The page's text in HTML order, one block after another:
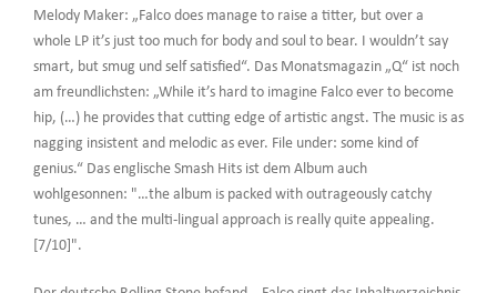
Melody Maker: „Falco does manage to raise a titter, but over a
whole LP it’s just too much for body and soul to bear. I wouldn’t say
smart, but smug und self satisfied“. Das Monatsmagazin „Q“ ist noch
am freundlichsten: „While it’s hard to imagine Falco ever to become
hip, (…) he provides that cutting edge of artistic angst. The music is as
nagging insistent and melodic as ever. File under: some kind of
genius.“ Das englische Smash Hits ist dem Album auch
wohlgesonnen: "…the album is packed with outrageously catchy
tunes, … and the multi-lingual approach is really quite appealing.
[7/10]".